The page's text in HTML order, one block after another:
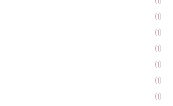
(1)
(1)
(1)
(1)
(1)
(1)